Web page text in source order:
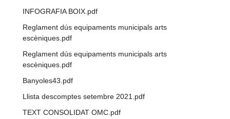
INFOGRAFIA BOIX.pdf
Reglament dús equipaments municipals arts
escèniques.pdf
Reglament dús equipaments municipals arts
escèniques.pdf
Banyoles43.pdf
Llista descomptes setembre 2021.pdf
TEXT CONSOLIDAT OMC.pdf